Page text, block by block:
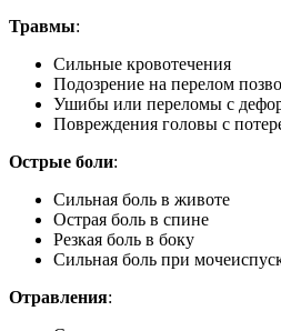
Травмы:
Сильные кровотечения
Подозрение на перелом
Ушибы или переломы с
Повреждения головы с
Острые боли:
Сильная боль в животе
Острая боль в спине
Резкая боль в боку
Сильная боль при
Отравления: